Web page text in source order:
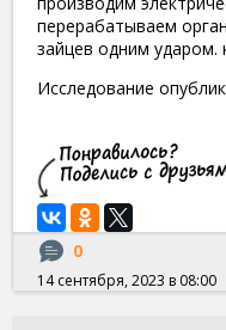
перерабатываем
зайцев одним
Исследование
0
14 сентября, 2023 в 08:00